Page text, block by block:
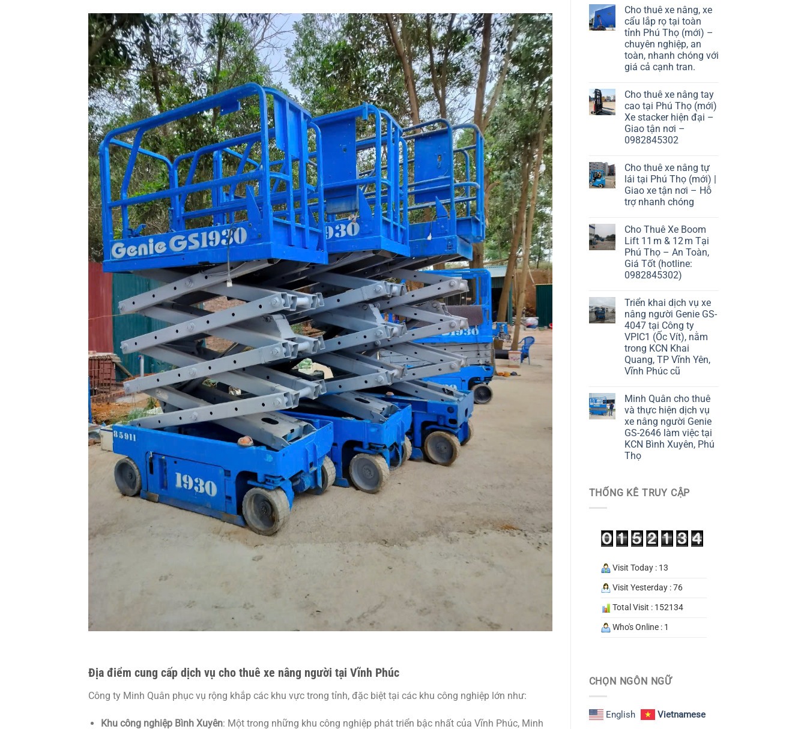
Địa điểm cung cấp dịch vụ cho thuê xe nâng người tại Vĩnh Phúc
Công ty Minh Quân phục vụ rộng khắp các khu vực trong tỉnh, đặc biệt tại các khu công nghiệp lớn như:
Khu công nghiệp Bình Xuyên: Một trong những khu công nghiệp phát triển bậc nhất của Vĩnh Phúc, Minh
Cho thuê xe nâng, xe
cẩu lắp rọ tại toàn
tỉnh Phú Thọ (mới) –
chuyên nghiệp, an
toàn, nhanh chóng với
giá cả cạnh tran.
Cho thuê xe nâng tay
cao tại Phú Thọ (mới)
Xe stacker hiện đại –
Giao tận nơi –
0982845302
Cho thuê xe nâng tự
lái tại Phú Thọ (mới) |
Giao xe tận nơi – Hỗ
trợ nhanh chóng
Cho Thuê Xe Boom
Lift 11 m & 12 m Tại
Phú Thọ – An Toàn,
Giá Tốt (hotline:
0982845302)
Triển khai dịch vụ xe
nâng người Genie GS-
4047 tại Công ty
VPIC1 (Ốc Vít), nằm
trong KCN Khai
Quang, TP Vĩnh Yên,
Vĩnh Phúc cũ
Minh Quân cho thuê
và thực hiện dịch vụ
xe nâng người Genie
GS-2646 làm việc tại
KCN Bình Xuyên, Phú
Thọ
THỐNG KÊ TRUY CẬP
Visit Today : 13
Visit Yesterday : 76
Total Visit : 152134
Who's Online : 1
CHỌN NGÔN NGỮ
English Vietnamese